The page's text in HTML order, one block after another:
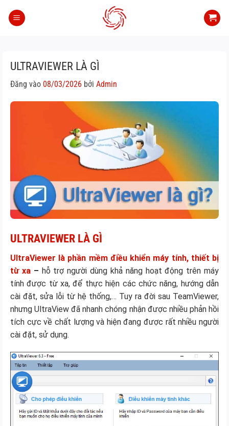
qua
ULTRAVIEWER LÀ GÌ
Đăng vào 08/03/2026 bởi Admin
ULTRAVIEWER LÀ GÌ
UltraViewer là phần mềm điều khiển máy tính, thiết bị
từ xa– hỗ trợ người dùng khả năng hoạt động trên máy
tính được từ xa, để thực hiện các chức năng, hướng dẫn
cài đặt, sửa lỗi từ hệ thống,… Tuy ra đời sau TeamViewer,
nhưng UltraView đã nhanh chóng nhận được nhiều phản hồi
tích cực về chất lượng và hiện đang được rất nhiều người
cài đặt, sử dụng.